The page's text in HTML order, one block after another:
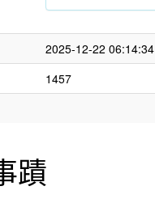
2025-12-22 06:14:34
1457
蹟